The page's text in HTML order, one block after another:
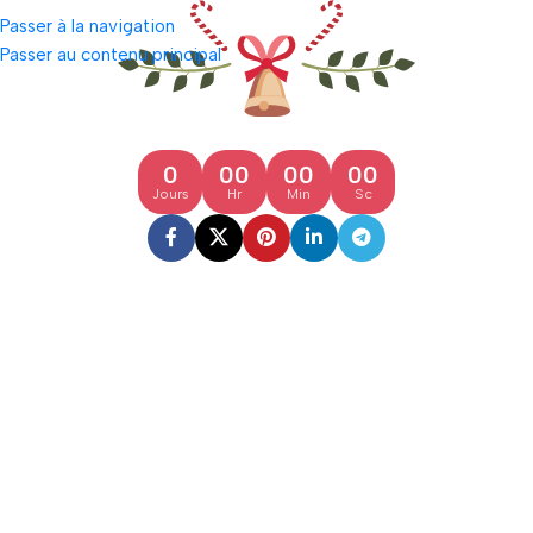
Passer à la navigation
Passer au contenu principal
0
Jours
00
Hr
00
Min
00
Sc